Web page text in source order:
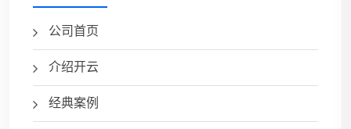
公司首页
介绍开云
经典案例